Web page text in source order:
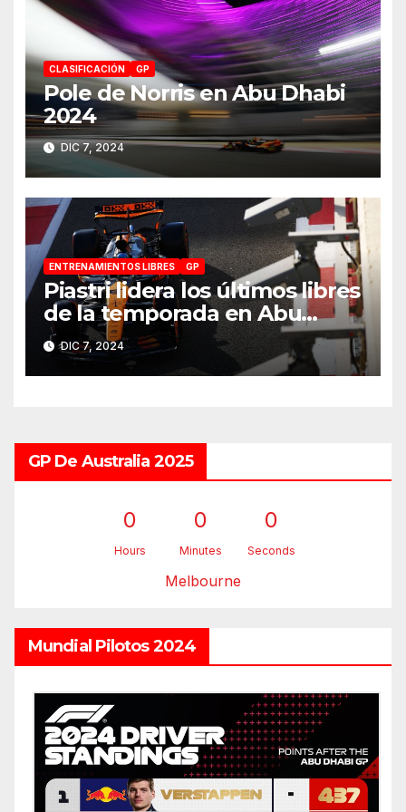
CLASIFICACIÓN GP
Pole de Norris en Abu Dhabi
2024
DIC 7, 2024
ENTRENAMIENTOS LIBRES GP
Piastri lidera los últimos libres
de la temporada en Abu
Dhabi 2024
DIC 7, 2024
GP De Australia 2025
0
Hours
0
Minutes
0
Seconds
Melbourne
Mundial Pilotos 2024